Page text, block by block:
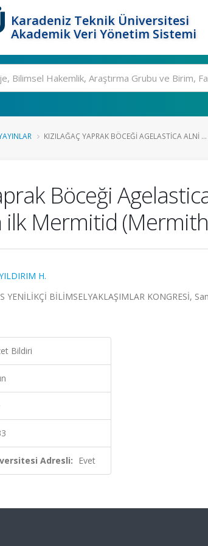
Karadeniz Teknik Üniversitesi
Akademik Veri Yönetim Sistemi
KIZILAĞAÇ YAPRAK BÖCEĞI AGELASTICA ALNI ...
Böceği
ilk Mermitid
H.
YENİLİKÇİ BİLİMSELYAKLAŞIMLAR KONGRESİ,
Bildiri
Adresli: Evet